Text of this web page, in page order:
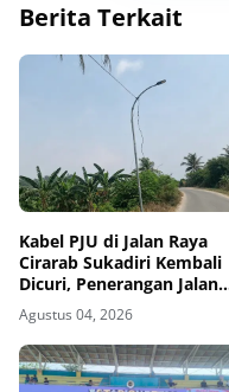
Berita Terkait
Kabel PJU di Jalan Raya
Cirarab Sukadiri Kembali
Dicuri, Penerangan Jalan
Gelap Gulita
Agustus 04, 2026